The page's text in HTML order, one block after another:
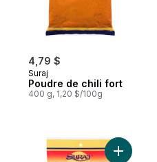
4,79 $
Suraj
Poudre de chili fort
400 g, 1,20 $/100g
Ajouter